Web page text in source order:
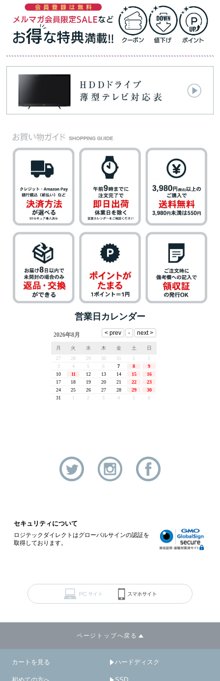
営業日カレンダー
セキュリティについて
ロジテックダイレクトはグローバルサインの認証を
取得しております。
ページトップへ戻る
カートを見る ハードディスク